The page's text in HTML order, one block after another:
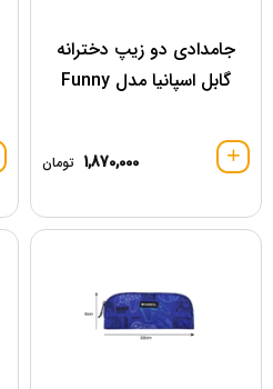
جامدادی دو زیپ دخترانه
گابل اسپانیا مدل Funny
1,870,000 تومان